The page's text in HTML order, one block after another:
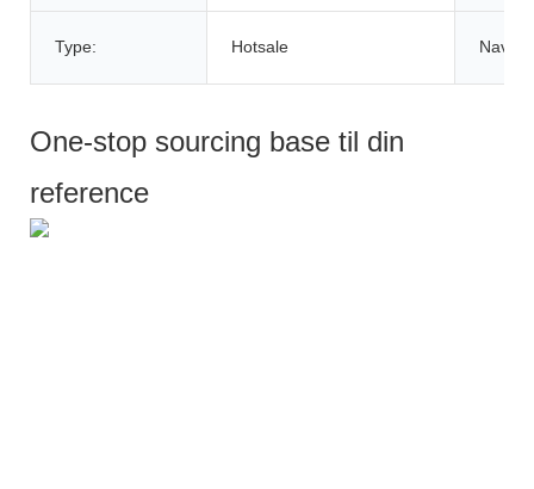
Type: Hotsale Navn:
One-stop sourcing base til din
reference